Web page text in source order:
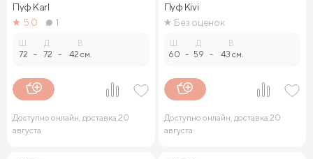
Пуф Karl
5.0
1
Ш.
72 -
Д.
72 -
В.
42 см.
Доступно онлайн, доставка 20
августа
Пуф Kivi
Без оценок
Ш.
60 -
Д.
59 -
В.
43 см.
Доступно онлайн, доставка 20
августа